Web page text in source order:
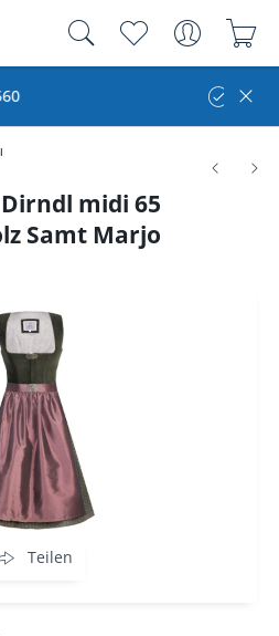
Kauf auf Rechnung
midi 65
Samt Marjo
Teilen